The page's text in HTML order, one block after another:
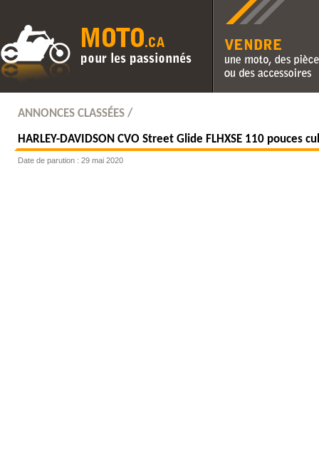
Vendre une moto, des
des accessoires
ANNONCES CLASSÉES /
HARLEY-DAVIDSON CVO Street Glide FLHXSE 110 pouces
Date de parution : 29 mai 2020